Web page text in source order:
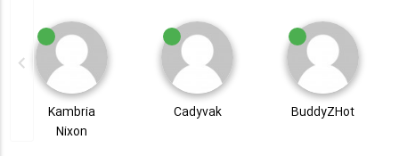
BuddyZHot
Cadyvak
Kambria
Nixon